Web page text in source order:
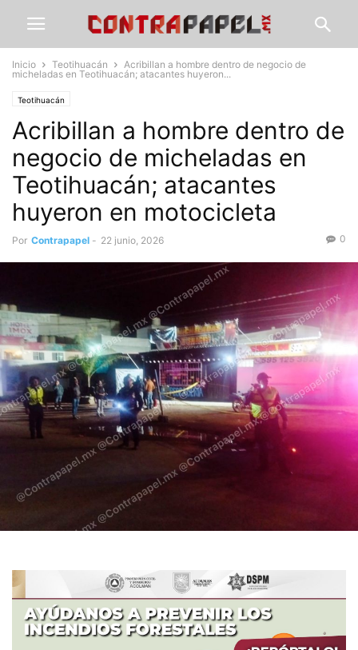
Inicio Teotihuacán
Acribillan a hombre dentro de negocio de
micheladas en Teotihuacán; atacantes huyeron...
Teotihuacán
Acribillan a hombre dentro de
negocio de micheladas en
Teotihuacán; atacantes
huyeron en motocicleta
Por Contrapapel - 22 junio, 2026 0